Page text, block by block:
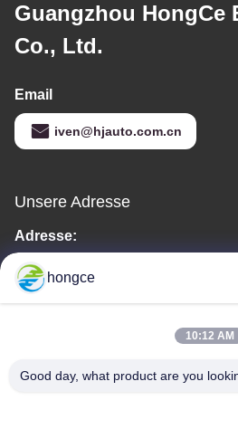
Guangzhou HongCe
Co., Ltd.
Email
iven@hjauto.com.cn
Unsere Adresse
Adresse:
Nr. 6-39, Bauernhof Yaogu, Dorf Shibi
Panyu, Guangzhou
hongce
10:12 AM
Good day, what product are you